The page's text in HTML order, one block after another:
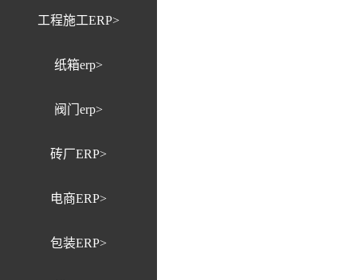
工程施工ERP>
纸箱erp>
阀门erp>
砖厂ERP>
电商ERP>
包装ERP>